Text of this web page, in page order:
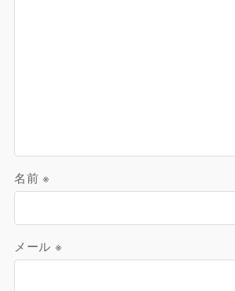
名前※
メール ※